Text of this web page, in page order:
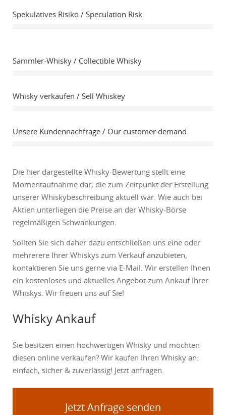
Spekulatives Risiko / Speculation Risk
Sammler-Whisky / Collectible Whisky
Whisky verkaufen / Sell Whiskey
Unsere Kundennachfrage / Our customer demand
Die hier dargestellte Whisky-Bewertung stellt eine
Momentaufnahme dar, die zum Zeitpunkt der Erstellung
unserer Whiskybeschreibung aktuell war. Wie auch bei
Aktien unterliegen die Preise an der Whisky-Börse
regelmäßigen Schwankungen.
Sollten Sie sich daher dazu entschließen uns eine oder
mehrerere Ihrer Whiskys zum Verkauf anzubieten,
kontaktieren Sie uns gerne via E-Mail. Wir erstellen Ihnen
ein kostenloses und aktuelles Angebot zum Ankauf Ihrer
Whiskys. Wir freuen uns auf Sie!
Whisky Ankauf
Sie besitzen einen hochwertigen Whisky und möchten
diesen online verkaufen? Wir kaufen Ihren Whisky an:
einfach, sicher & zuverlässig! Jetzt anfragen.
Jetzt Anfrage senden